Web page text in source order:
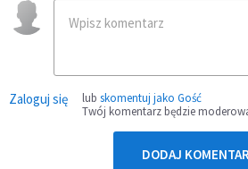
Zaloguj się lub skomentuj jako Gość
Twój komentarz będzie
DODAJ